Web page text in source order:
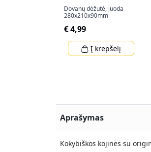
Dovanų dėžutė, juoda
280x210x90mm
€ 4,99
Į krepšelį
Aprašymas
Kokybiškos kojinės su